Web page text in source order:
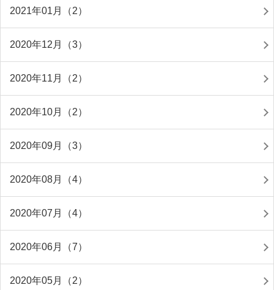
2021年01月（2）
2020年12月（3）
2020年11月（2）
2020年10月（2）
2020年09月（3）
2020年08月（4）
2020年07月（4）
2020年06月（7）
2020年05月（2）